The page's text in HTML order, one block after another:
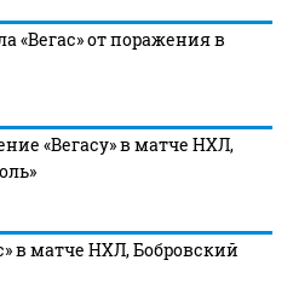
«Вегас» от поражения в
«Вегасу» в матче НХЛ,
в матче НХЛ, Бобровский